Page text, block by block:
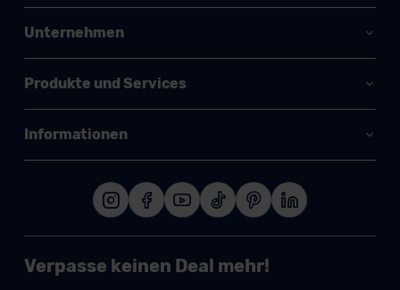
Unternehmen
Produkte und Services
Informationen
Verpasse keinen Deal mehr!